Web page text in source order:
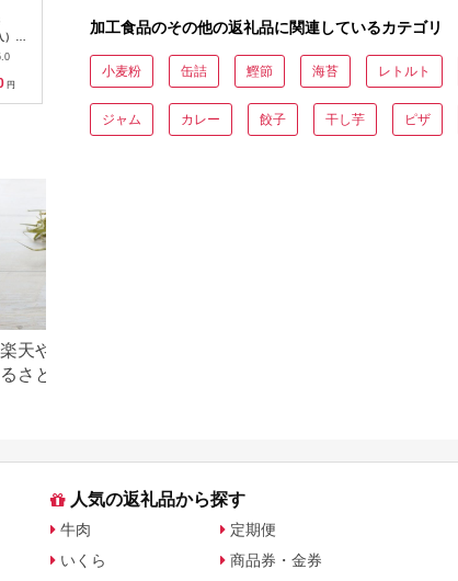
）
円
チャンジャ 300g
100g×3 チャンジャ
5.0
寄付金額:7,000円
あん肝のみそ漬
27g×3個 | あんこう
5.0
寄付金額:12,000 円
梅干し 食べ比べセッ
ト 1.4kg（700g×2
うす味）【inm800-
4C】
5.0
寄付金額:18,000
楽天やふるなびで人気！ふ
るさと納税「3,000円」の返
加工食品のその他の返礼品に関連しているカテゴリ
小麦粉 缶詰 鰹節 海苔 レトルト
ジャム カレー 餃子 干し芋 ピザ
人気の返礼品から探す
牛肉
いくら
定期便
商品券・金券